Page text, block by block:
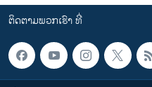
ຕິດຕາມພວກເຮົາ ທີ່